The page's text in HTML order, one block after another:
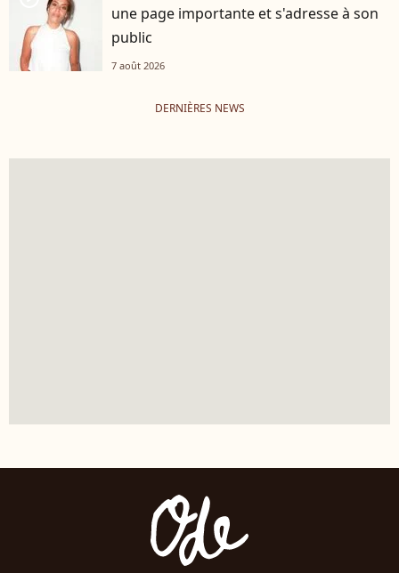
une page importante et s'adresse à son
public
7 août 2026
DERNIÈRES NEWS